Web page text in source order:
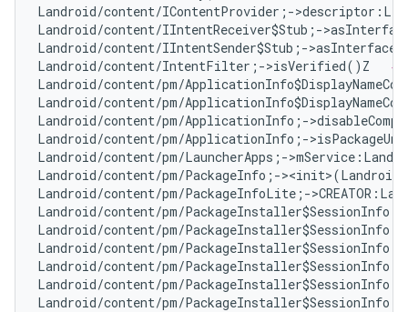
Landroid/content/IContentProvider;-
Landroid/content/IIntentReceiver$Stub;-
Landroid/content/IIntentSender$Stub;-
Landroid/content/IntentFilter;->isVerified()Z #
Landroid/content/pm/
Landroid/content/pm/
Landroid/content/pm/ApplicationInfo;-
Landroid/content/pm/ApplicationInfo;-
Landroid/content/pm/LauncherApps;-
Landroid/content/pm/PackageInfo;-
Landroid/content/pm/PackageInfoLite;-
Landroid/content/pm/
Landroid/content/pm/
Landroid/content/pm/
Landroid/content/pm/
Landroid/content/pm/
Landroid/content/pm/